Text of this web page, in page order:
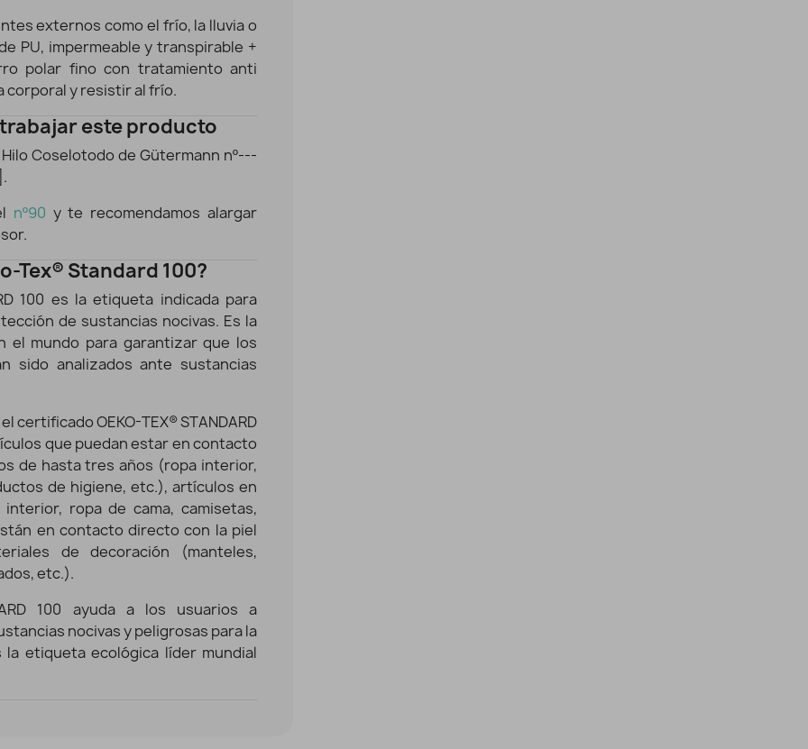
externos como el frío, la lluvia o
PU, impermeable y transpirable +
polar fino con tratamiento anti
corporal y resistir al frío.
este producto
Coselotodo de Gütermann nº---
nº90 y te recomendamos alargar
Tex® Standard 100?
100 es la etiqueta indicada para
de sustancias nocivas. Es la
el mundo para garantizar que los
sido analizados ante sustancias
OEKO-TEX® STANDARD
que puedan estar en contacto
de hasta tres años (ropa interior,
de higiene, etc.), artículos en
ropa de cama, camisetas,
en contacto directo con la piel
de decoración (manteles,
etc.).
100 ayuda a los usuarios a
nocivas y peligrosas para la
etiqueta ecológica líder mundial